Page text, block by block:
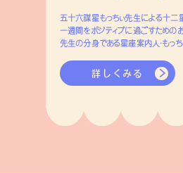
五十六謀星もっちぃ先生による十二
一週間をポジティブに過ごすためのお
先生の分身である星座案内人・もっち
詳しくみる